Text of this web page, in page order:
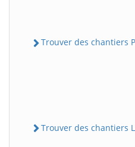
Trouver des chantiers
Trouver des chantiers